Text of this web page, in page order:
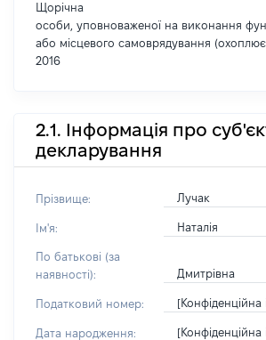
Щорічна
особи, уповноваженої на виконання
або місцевого самоврядування (охоплює
2016
2.1. Інформація про
декларування
Прізвище: Лучак
Ім'я: Наталія
По батькові (за
наявності):
Дмитрівна
Податковий номер: [Конфіденційна
Дата народження: [Конфіденційна